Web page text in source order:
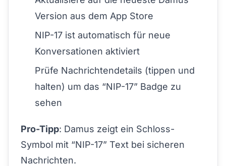
Version aus dem App Store
NIP-17 ist automatisch für neue
Konversationen aktiviert
Prüfe Nachrichtendetails (tippen und
halten) um das “NIP-17” Badge zu
sehen
Pro-Tipp: Damus zeigt ein Schloss-
Symbol mit “NIP-17” Text bei sicheren
Nachrichten.